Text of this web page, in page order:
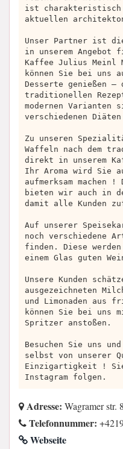
ist charakteristisch
aktuellen
Unser Partner ist
in unserem Angebot
Kaffee Julius Meinl
können Sie bei uns
Desserte genießen –
traditionellen
modernen Varianten
verschiedenen
Zu unseren
Waffeln nach dem
direkt in unserem
Ihr Aroma wird Sie
aufmerksam machen !
bieten wir auch in
damit alle Kunden
Auf unserer
noch verschiedene
finden. Diese
einem Glas guten
Unsere Kunden
ausgezeichneten
und Limonaden aus
können Sie bei uns
Spritzer anstoßen.
Besuchen Sie uns
selbst von unserer
Einzigartigkeit ! Sie
Instagram folgen.
Adresse: Wagramer str.
Telefonnummer:
Webseite